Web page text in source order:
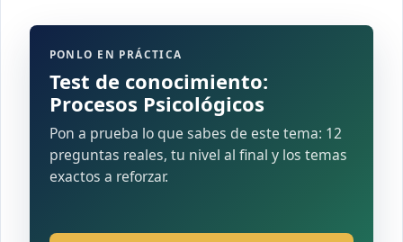
PONLO EN PRÁCTICA
Test de conocimiento:
Procesos Psicológicos
Pon a prueba lo que sabes de este tema: 12
preguntas reales, tu nivel al final y los temas
exactos a reforzar.